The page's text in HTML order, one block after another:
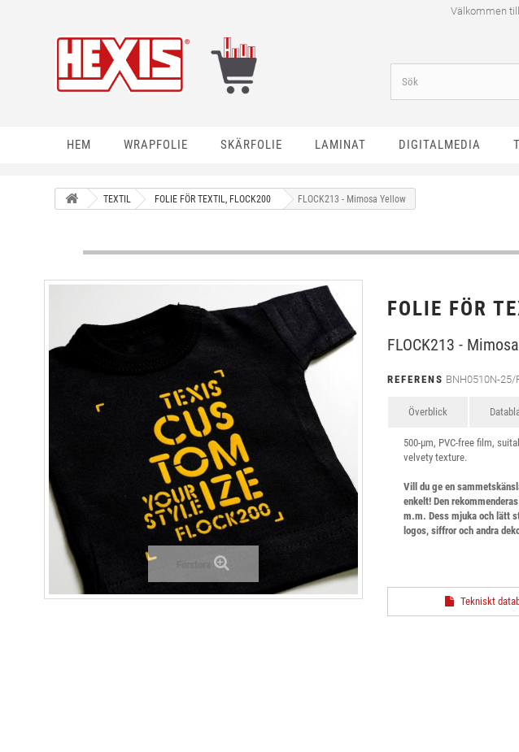
Välkommen
HEM WRAPFOLIE SKÄRFOLIE LAMINAT DIGITALMEDIA
TEXTIL FOLIE FÖR TEXTIL, FLOCK200 FLOCK213 - Mimosa Yellow
FOLIE FÖR
FLOCK213 -
REFERENS BNH0510N-25/
Överblick
500-µm, PVC-free film,
velvety texture.
Vill du ge en
enkelt! Den
m.m. Dess mjuka och lätt
logos, siffror och andra
Tekniskt